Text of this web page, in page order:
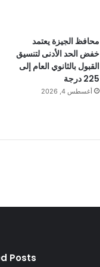
محافظ الجيزة يعتمد
خفض الحد الأدنى لتنسيق
القبول بالثانوي العام إلى
225 درجة
أغسطس 4, 2026
Posts